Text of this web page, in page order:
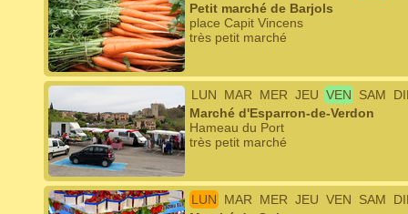
Petit marché de Barjols
place Capit Vincens
très petit marché
LUN MAR MER JEU VEN SAM
Marché d'Esparron-de-Verdon
Hameau du Port
très petit marché
LUN MAR MER JEU VEN SAM